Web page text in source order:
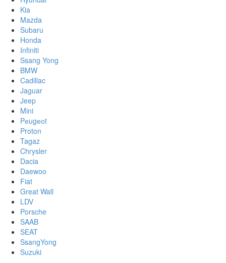
Kia
Mazda
Subaru
Honda
Infiniti
Ssang Yong
BMW
Cadillac
Jaguar
Jeep
Mini
Pеugеоt
Proton
Tagaz
Chrysler
Dacia
Daewoo
Fiat
Great Wall
LDV
Porsche
SAAB
SEAT
SsangYong
Suzuki